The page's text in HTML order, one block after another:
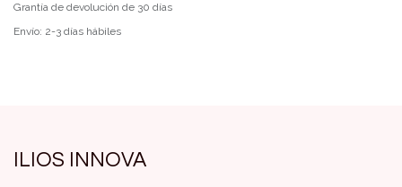
Grantía de devolución de 30 días
Envío: 2-3 días hábiles
ILIOS INNOVA